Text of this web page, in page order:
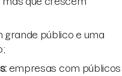
grande público e uma
empresas com públicos